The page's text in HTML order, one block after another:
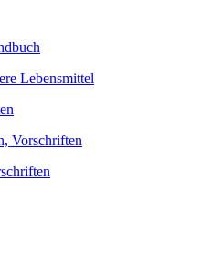
Lebensmittel
Vorschriften